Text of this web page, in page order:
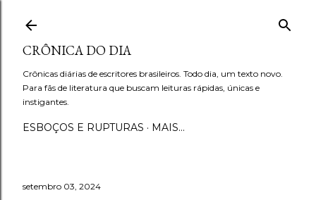
CRÔNICA DO DIA
Crônicas diárias de escritores brasileiros. Todo dia, um texto novo.
Para fãs de literatura que buscam leituras rápidas, únicas e
instigantes.
ESBOÇOS E RUPTURAS MAIS…
setembro 03, 2024